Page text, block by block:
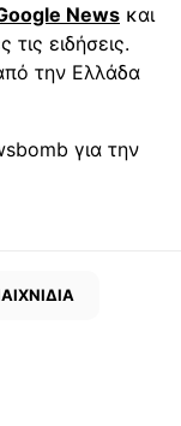
News και
ειδήσεις.
την Ελλάδα
για την